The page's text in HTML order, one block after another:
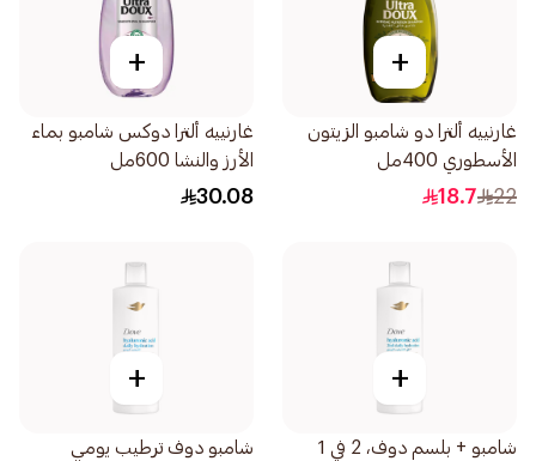
+
غارنييه ألترا دو شامبو الزيتون
الأسطوري 400مل
22
18.7
+
غارنييه ألترا دوكس شامبو بماء
الأرز والنشا 600مل
30.08
+
شامبو + بلسم دوف، 2 في 1
+
شامبو دوف ترطيب يومي